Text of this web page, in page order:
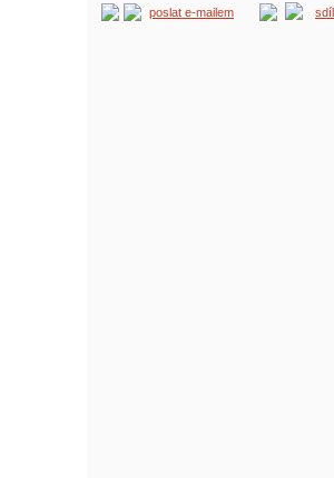
poslat e-mailem